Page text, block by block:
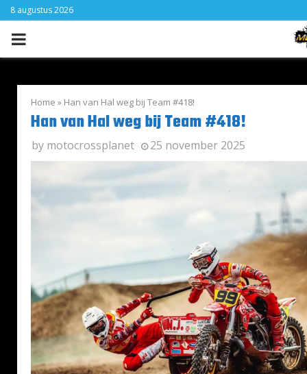
8 augustus 2026
PRIMARY
Home » Han van Hal weg bij Team #418!
Han van Hal weg bij Team #418!
by motocrossplanet 25 november 2025